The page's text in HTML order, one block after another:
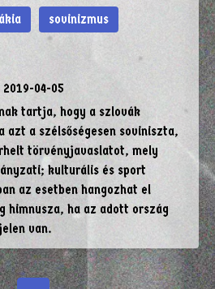
sovinizmus
2019-04-05
tartja, hogy a szlovák
azt a szélsőségesen soviniszta,
törvényjavaslatot, mely
kulturális és sport
az esetben hangozhat el
himnusza, ha az adott ország
van.